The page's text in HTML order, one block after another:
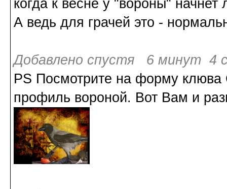
когда к весне у "вороны"
А ведь для грачей это -
Добавлено спустя 6 минут 4
PS Посмотрите на форму
профиль вороной. Вот Вам и